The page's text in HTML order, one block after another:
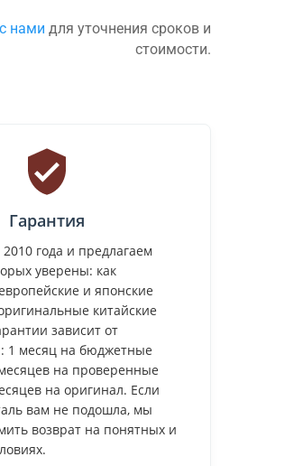
нами для уточнения сроков и
стоимости.
Гарантия
года и предлагаем
уверены: как
и японские
китайские
зависит от
1 месяц на бюджетные
на проверенные
на оригинал. Если
вам не подошла, мы
возврат на понятных и